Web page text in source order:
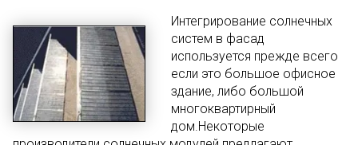
Интегрирование солнечных
систем в фасад
используется прежде всего
если это большое офисное
здание, либо большой
многоквартирный
дом.Некоторые